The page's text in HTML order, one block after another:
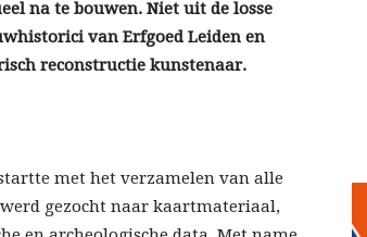
na te bouwen. Niet uit de losse
van Erfgoed Leiden en
reconstructie kunstenaar.
met het verzamelen van alle
gezocht naar kaartmateriaal,